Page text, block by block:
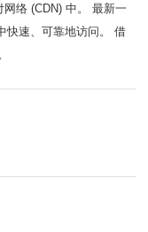
络 (CDN) 中。 最新一
快速、可靠地访问。 借